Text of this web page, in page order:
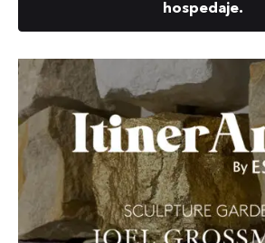
hospedaje.